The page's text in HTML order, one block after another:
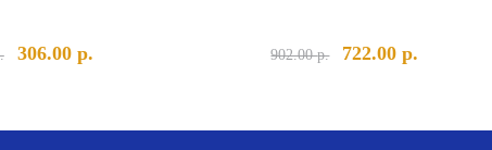
Первоначальная
324.00 р..
306.00 р. 902.00р.
Первоначальная
902.00 р..
722.00р.